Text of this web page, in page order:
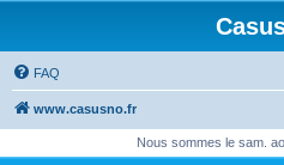
FAQ
www.casusno.fr
Nous sommes le sam.